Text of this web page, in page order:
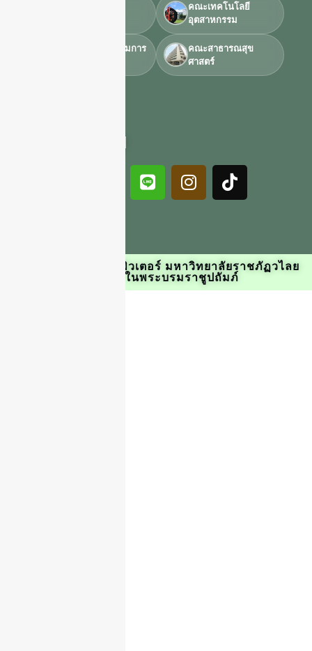
คณะเทคโนโลยี
อุตสาหกรรม
วิทยาลัยนวัตกรรมการ
คณะสาธารณสุข
ศาสตร์
โซเชียลมีเดีย
พัฒนาโดย ศูนย์คอมพิวเตอร์ มหาวิทยาลัยราชภัฏวไลย
อลงกรณ์ ในพระบรมราชูปถัมภ์